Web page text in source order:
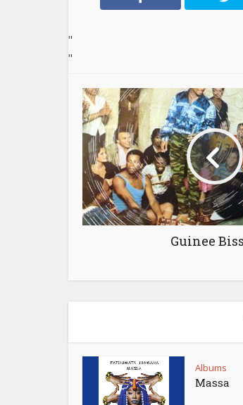
"
"
Guinee
Albums
Massa